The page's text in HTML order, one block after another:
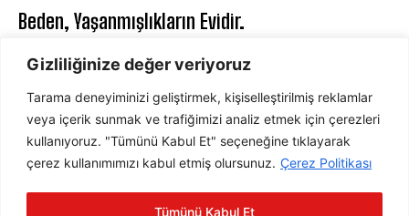
Gizliliğinize değer veriyoruz
Tarama deneyiminizi geliştirmek, kişiselleştirilmiş reklamlar
veya içerik sunmak ve trafiğimizi analiz etmek için çerezleri
kullanıyoruz. "Tümünü Kabul Et" seçeneğine tıklayarak
çerez kullanımımızı kabul etmiş olursunuz. Çerez Politikası
Tümünü Kabul Et
Beden, Yaşanmışlıkların Evidir.
ABONE OL
ABONE OL